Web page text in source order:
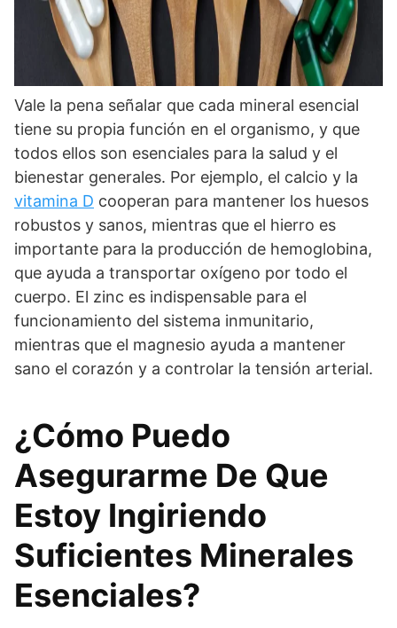
Vale la pena señalar que cada mineral esencial
tiene su propia función en el organismo, y que
todos ellos son esenciales para la salud y el
bienestar generales. Por ejemplo, el calcio y la
vitamina D cooperan para mantener los huesos
robustos y sanos, mientras que el hierro es
importante para la producción de hemoglobina,
que ayuda a transportar oxígeno por todo el
cuerpo. El zinc es indispensable para el
funcionamiento del sistema inmunitario,
mientras que el magnesio ayuda a mantener
sano el corazón y a controlar la tensión arterial.
¿Cómo Puedo
Asegurarme De Que
Estoy Ingiriendo
Suficientes Minerales
Esenciales?